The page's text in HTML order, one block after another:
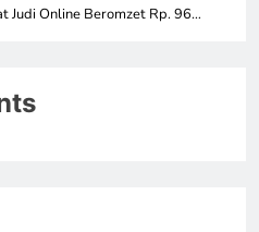
Judi Online Beromzet Rp. 96…